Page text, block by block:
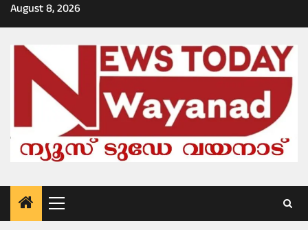
Skip
to
August 8, 2026
Primary
Menu